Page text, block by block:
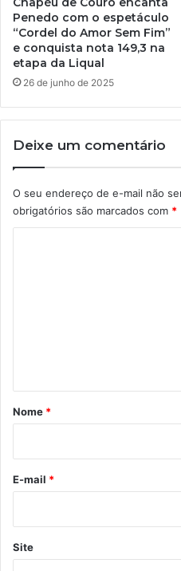
Penedo com o espetáculo
“Cordel do Amor Sem Fim”
e conquista nota 149,3 na
etapa da Liqual
26 de junho de 2025
Deixe um comentário
O seu endereço de e-mail não
obrigatórios são marcados com *
r
*
Nome *
E-mail *
Site